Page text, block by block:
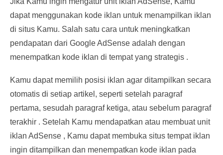
dapat menggunakan kode iklan untuk menampilkan iklan
di situs Kamu. Salah satu cara untuk meningkatkan
pendapatan dari Google AdSense adalah dengan
menempatkan kode iklan di tempat yang strategis .
Kamu dapat memilih posisi iklan agar ditampilkan secara
otomatis di setiap artikel, seperti setelah paragraf
pertama, sesudah paragraf ketiga, atau sebelum paragraf
terakhir . Setelah Kamu mendapatkan atau membuat unit
iklan AdSense , Kamu dapat membuka situs tempat iklan
ingin ditampilkan dan menempatkan kode iklan pada